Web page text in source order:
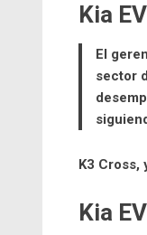
Kia
El
sector
K3 Cross,
Kia